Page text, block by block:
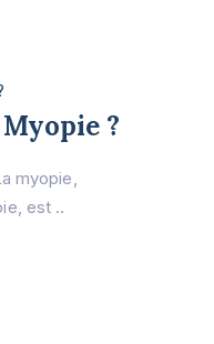
?
myopie,
est ..